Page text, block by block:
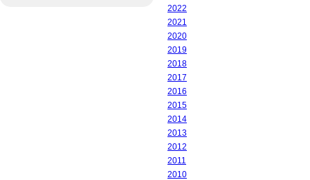
2022
2021
2020
2019
2018
2017
2016
2015
2014
2013
2012
2011
2010